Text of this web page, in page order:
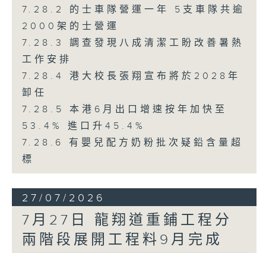
7.28.2 的士車隊營運一年 5支車隊共逾
2000架的士營運
7.28.3 調查發現八成清潔工盼改善暑熱
工作安排
7.28.4 港大校長張翔宣布將於2028年
卸任
7.28.5 本港6月出口增速按年加快至
53.4% 進口升45.4%
7.28.6 有嬰兒配方奶粉批次疑鉛含量超
標
27/07/2026
7月27日 龍翔道重鋪工程分
兩階段展開工程料9月完成